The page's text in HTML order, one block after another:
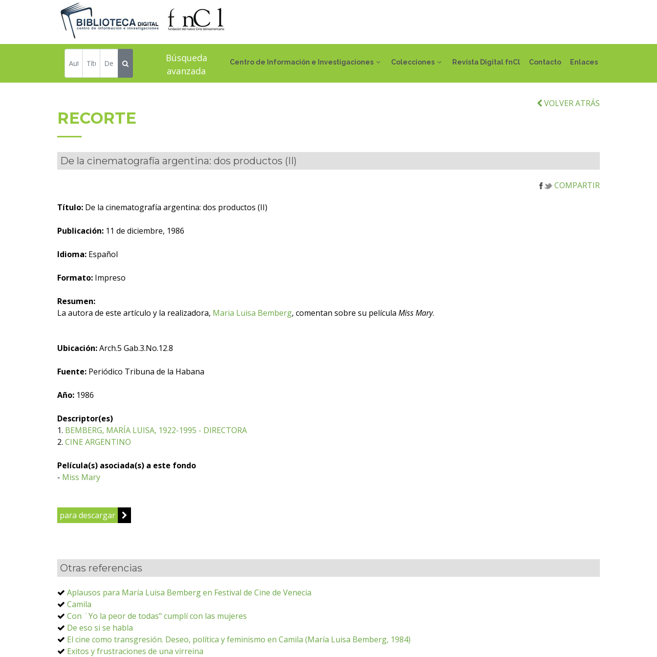
Centro de Información e Investigaciones Colecciones Revista Digital fnCl Contacto Enlaces
Búsqueda
avanzada
VOLVER ATRÁS
RECORTE
De la cinematografía argentina: dos productos (II)
COMPARTIR
Título: De la cinematografía argentina: dos productos (II)
Publicación: 11 de diciembre, 1986
Idioma: Español
Formato: Impreso
Resumen:
La autora de este artículo y la realizadora, Maria Luisa Bemberg, comentan sobre su película Miss Mary.
Ubicación:Arch.5 Gab.3.No.12.8
Fuente: Periódico Tribuna de la Habana
Año: 1986
Descriptor(es)
1. BEMBERG, MARÍA LUISA, 1922-1995 - DIRECTORA
2. CINE ARGENTINO
Película(s) asociada(s) a este fondo
- Miss Mary
para descargar
Otras referencias
Aplausos para María Luisa Bemberg en Festival de Cine de Venecia
Camila
Con ¨Yo la peor de todas" cumplí con las mujeres
De eso si se habla
El cine como transgresión. Deseo, política y feminismo en Camila (María Luisa Bemberg, 1984)
Exitos y frustraciones de una virreina